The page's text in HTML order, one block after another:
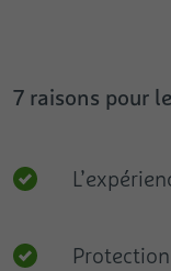
7 raisons pour